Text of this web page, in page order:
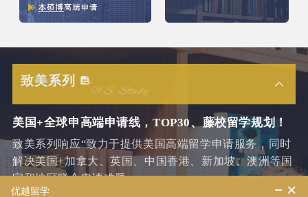
致美系列
美国+全球申高端申请线，TOP30、藤校留学规划！
致美系列响应“致力于提供美国高端留学申请服务，同时
解决美国+加拿大、英国、中国香港、新加坡、澳洲等国
家和地区联合申请难题。